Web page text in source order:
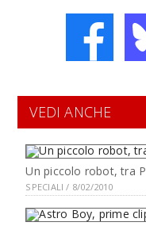
VEDI ANCHE
Un piccolo robot, tra
SPECIALI / 8/02/2010